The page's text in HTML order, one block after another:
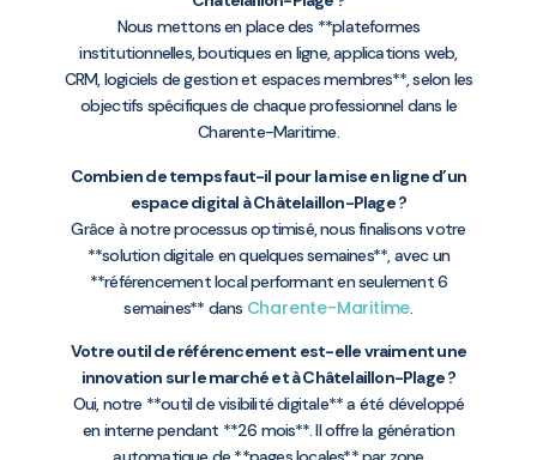
Nous mettons en place des **plateformes
institutionnelles, boutiques en ligne, applications web,
CRM, logiciels de gestion et espaces membres**, selon les
objectifs spécifiques de chaque professionnel dans le
Charente-Maritime.
Combien de temps faut-il pour la mise en ligne d’un
espace digital à Châtelaillon-Plage ?
Grâce à notre processus optimisé, nous finalisons votre
**solution digitale en quelques semaines**, avec un
**référencement local performant en seulement 6
semaines** dans Charente-Maritime.
Votre outil de référencement est-elle vraiment une
innovation sur le marché et à Châtelaillon-Plage ?
Oui, notre **outil de visibilité digitale** a été développé
en interne pendant **26 mois**. Il offre la génération